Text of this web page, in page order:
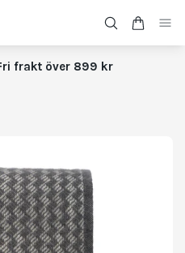
frakt över 899 kr